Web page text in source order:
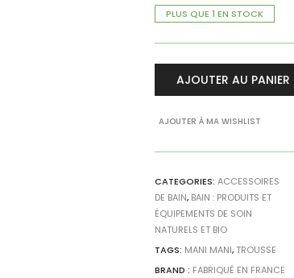
PLUS QUE 1 EN STOCK
AJOUTER AU PANIER
AJOUTER À MA WISHLIST
CATEGORIES:ACCESSOIRES
DE BAIN, BAIN : PRODUITS ET
ÉQUIPEMENTS DE SOIN
NATURELS ET BIO
TAGS: MANI MANI, TROUSSE
BRAND : FABRIQUÉ EN FRANCE